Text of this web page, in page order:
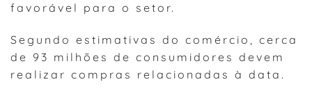
favorável para o setor.
Segundo estimativas do comércio, cerca
de 93 milhões de consumidores devem
realizar compras relacionadas à data.